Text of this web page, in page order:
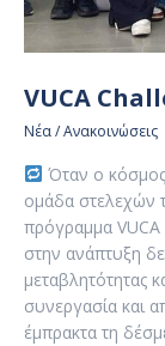
VUCA
Νέα / Ανακοινώσεις
Όταν ο κόσμος
ομάδα στελεχών
πρόγραμμα VUCA
στην ανάπτυξη
μεταβλητότητας
συνεργασία και
έμπρακτα τη